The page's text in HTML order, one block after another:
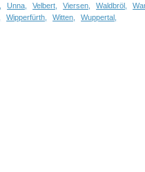
Unna, Velbert, Viersen, Waldbröl,
Wipperfürth, Witten, Wuppertal,